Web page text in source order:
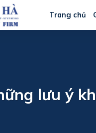
Trang chủ
lưu ý